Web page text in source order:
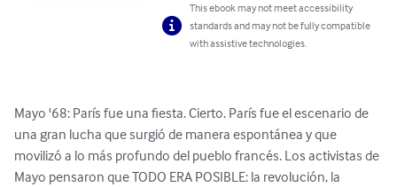
This ebook may not meet accessibility
standards and may not be fully compatible
with assistive technologies.
Mayo '68: París fue una fiesta. Cierto. París fue el escenario de
una gran lucha que surgió de manera espontánea y que
movilizó a lo más profundo del pueblo francés. Los activistas de
Mayo pensaron que TODO ERA POSIBLE: la revolución, la